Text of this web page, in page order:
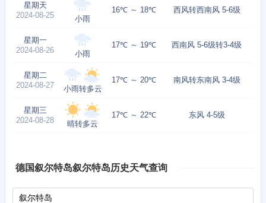
星期天
2024-08-25
小雨
16℃ ～ 18℃ 西风转西南风 5-6级
星期一
2024-08-26
小雨
17℃ ～ 19℃ 西南风 5-6级转3-4级
星期二
2024-08-27
小雨转多云
17℃ ～ 20℃ 南风转东南风 3-4级
星期三
2024-08-28
晴转多云
17℃ ～ 22℃ 东风 4-5级
德国叙尔特岛叙尔特岛历史天气查询